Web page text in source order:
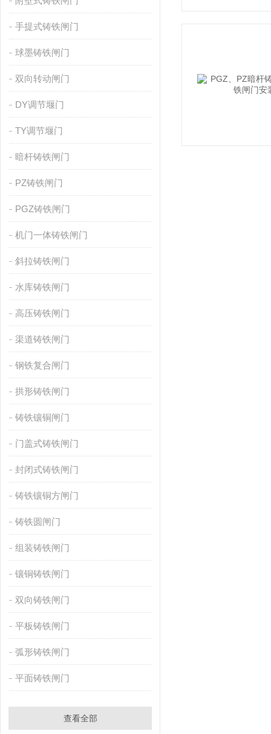
手提式铸铁闸门
球墨铸铁闸门
双向转动闸门
DY调节堰门
TY调节堰门
暗杆铸铁闸门
PZ铸铁闸门
PGZ铸铁闸门
机门一体铸铁闸门
斜拉铸铁闸门
水库铸铁闸门
高压铸铁闸门
渠道铸铁闸门
钢铁复合闸门
拱形铸铁闸门
铸铁镶铜闸门
门盖式铸铁闸门
封闭式铸铁闸门
铸铁镶铜方闸门
铸铁圆闸门
组装铸铁闸门
镶铜铸铁闸门
双向铸铁闸门
平板铸铁闸门
弧形铸铁闸门
平面铸铁闸门
查看全部